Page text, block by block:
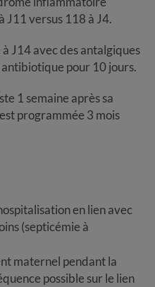
J11 versus 118 à J4.
J14 avec des antalgiques
pour 10 jours.
1 semaine après sa
programmée 3 mois
en lien avec
(septicémie à
maternel pendant la
possible sur le lien